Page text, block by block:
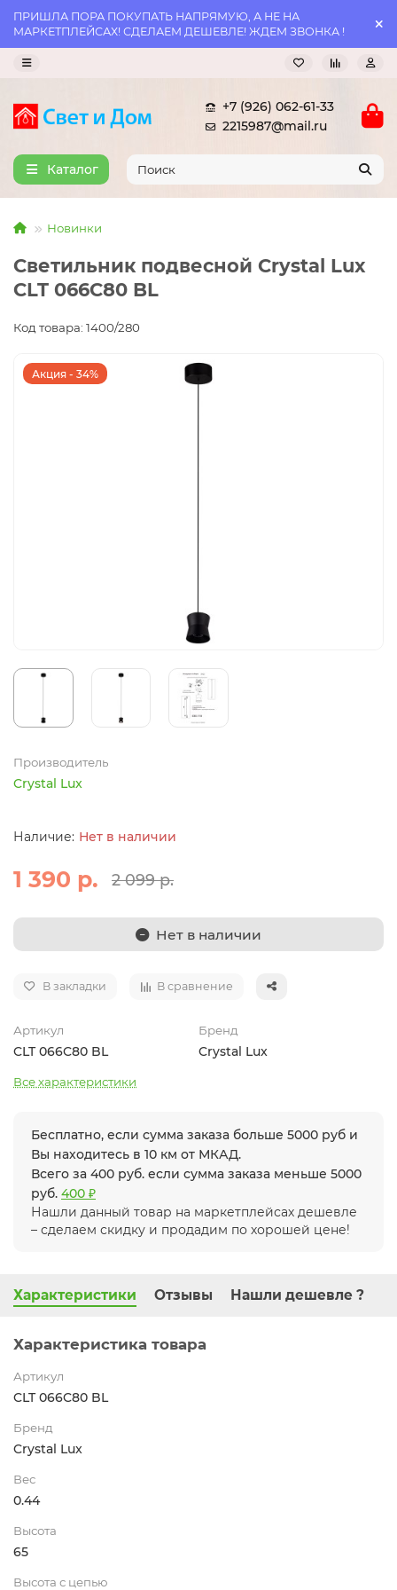
ПРИШЛА ПОРА ПОКУПАТЬ НАПРЯМУЮ, А НЕ НА
МАРКЕТПЛЕЙСАХ! СДЕЛАЕМ ДЕШЕВЛЕ! ЖДЕМ ЗВОНКА !
+7 (926) 062-61-33
2215987@mail.ru
Каталог
Новинки
Светильник подвесной Crystal Lux
CLT 066C80 BL
Код товара: 1400/280
Акция - 34%
Производитель
Crystal Lux
Нет в наличии
1 390 р. 2 099 р.
Нет в наличии
В закладки В сравнение
Артикул
CLT 066C80 BL
Бренд
Crystal Lux
Все характеристики
Бесплатно, если сумма заказа больше 5000 руб и
Вы находитесь в 10 км от МКАД.
Всего за 400 руб. если сумма заказа меньше 5000
руб. 400 ₽
Нашли данный товар на маркетплейсах дешевле
– сделаем скидку и продадим по хорошей цене!
Характеристики Отзывы Нашли дешевле ?
Характеристика товара
Артикул
CLT 066C80 BL
Бренд
Crystal Lux
Вес
0.44
Высота
65
Высота с цепью